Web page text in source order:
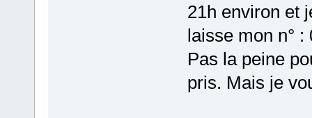
21h environ et
laisse mon n° :
Pas la peine
pris. Mais je